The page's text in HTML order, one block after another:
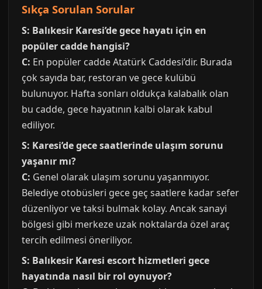
Sıkça Sorulan Sorular
S: Balıkesir Karesi’de gece hayatı için en
popüler cadde hangisi?
C: En popüler cadde Atatürk Caddesi’dir. Burada
çok sayıda bar, restoran ve gece kulübü
bulunuyor. Hafta sonları oldukça kalabalık olan
bu cadde, gece hayatının kalbi olarak kabul
ediliyor.
S: Karesi’de gece saatlerinde ulaşım sorunu
yaşanır mı?
C: Genel olarak ulaşım sorunu yaşanmıyor.
Belediye otobüsleri gece geç saatlere kadar sefer
düzenliyor ve taksi bulmak kolay. Ancak sanayi
bölgesi gibi merkeze uzak noktalarda özel araç
tercih edilmesi öneriliyor.
S: Balıkesir Karesi escort hizmetleri gece
hayatında nasıl bir rol oynuyor?